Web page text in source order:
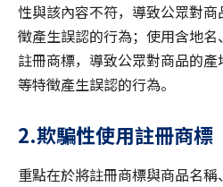
性與該內容不符，導致公眾對
徵產生誤認的行為；使用含地
註冊商標，導致公眾對商品的
等特徵產生誤認的行為。
2.欺騙性使用註冊商標
重點在於將註冊商標與商品名